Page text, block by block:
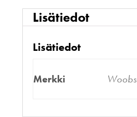
Lisätiedot
Lisätiedot
Merkki Woobs